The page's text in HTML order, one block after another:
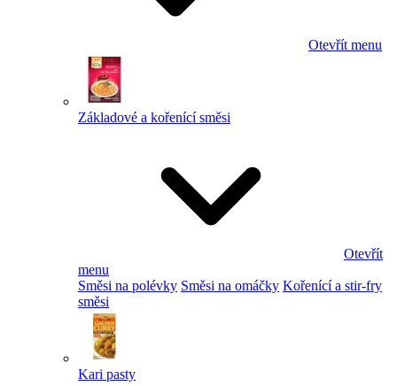
Otevřít menu
Základové a kořenící směsi
Otevřít
menu
Směsi na polévky Směsi na omáčky Kořenící a stir-fry
směsi
Kari pasty